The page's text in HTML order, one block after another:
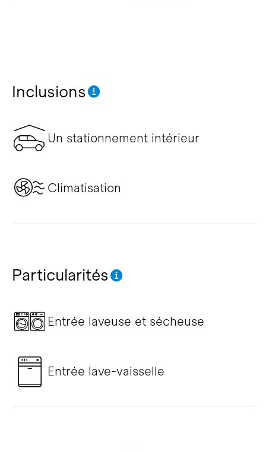
Inclusions
Un stationnement intérieur
Climatisation
Particularités
Entrée laveuse et sécheuse
Entrée lave-vaisselle